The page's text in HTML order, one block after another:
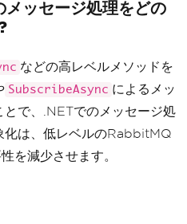
ッセージ処理をどの
などの高レベルメソッドを
SubscribeAsync によるメッ
で、.NETでのメッセージ処
化は、低レベルのRabbitMQ
を減少させます。